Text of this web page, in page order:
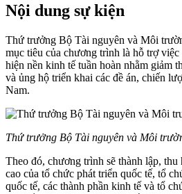
Nội dung sự kiện
Thứ trưởng Bộ Tài nguyên và Môi
mục tiêu của chương trình là hỗ trợ
hiện nền kinh tế tuần hoàn nhằm giảm
và ủng hộ triển khai các đề án, chiến
Nam.
Thứ trưởng Bộ Tài nguyên và Môi
Theo đó, chương trình sẽ thành lập,
cao của tổ chức phát triển quốc tế, tổ
quốc tế, các thành phần kinh tế và tổ